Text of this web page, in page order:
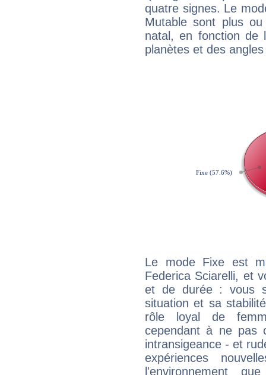
quatre signes. Le
Mutable sont plus
natal, en fonction de
planètes et des
Le mode Fixe est
Federica Sciarelli, et
et de durée : vous
situation et sa
rôle loyal de
cependant à ne pas
intransigeance - et
expériences
l'environnement